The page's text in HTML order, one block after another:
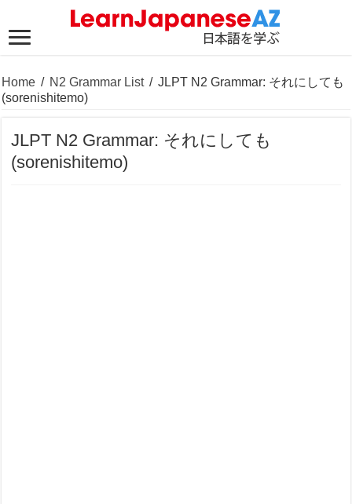
Home / N2 Grammar List / JLPT N2 Grammar: それにしても
(sorenishitemo)
JLPT N2 Grammar: それにしても
(sorenishitemo)